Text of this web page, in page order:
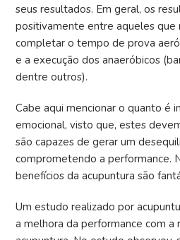
seus resultados. Em geral, os
positivamente entre aqueles que
completar o tempo de prova
e a execução dos anaeróbicos
dentre outros).
Cabe aqui mencionar o quanto é
emocional, visto que, estes
são capazes de gerar um
comprometendo a performance.
benefícios da acupuntura são
Um estudo realizado por
a melhora da performance com a